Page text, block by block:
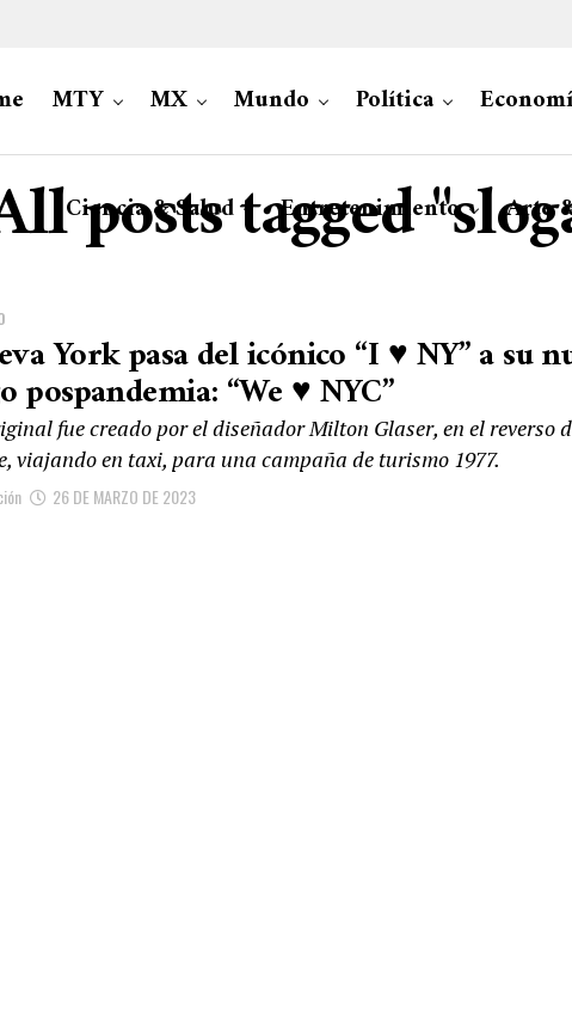
MTY MX Mundo Política
Ciencia & Salud Entretenimiento Arte
posts tagged
York pasa del icónico “I ♥ NY” a su
pospandemia: “We ♥ NYC”
fue creado por el diseñador Milton Glaser, en el reverso
viajando en taxi, para una campaña de turismo 1977.
26 DE MARZO DE 2023